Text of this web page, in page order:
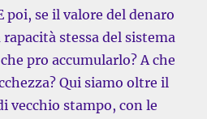
poi, se il valore del denaro
stessa del sistema
pro accumularlo? A che
Qui siamo oltre il
vecchio stampo, con le